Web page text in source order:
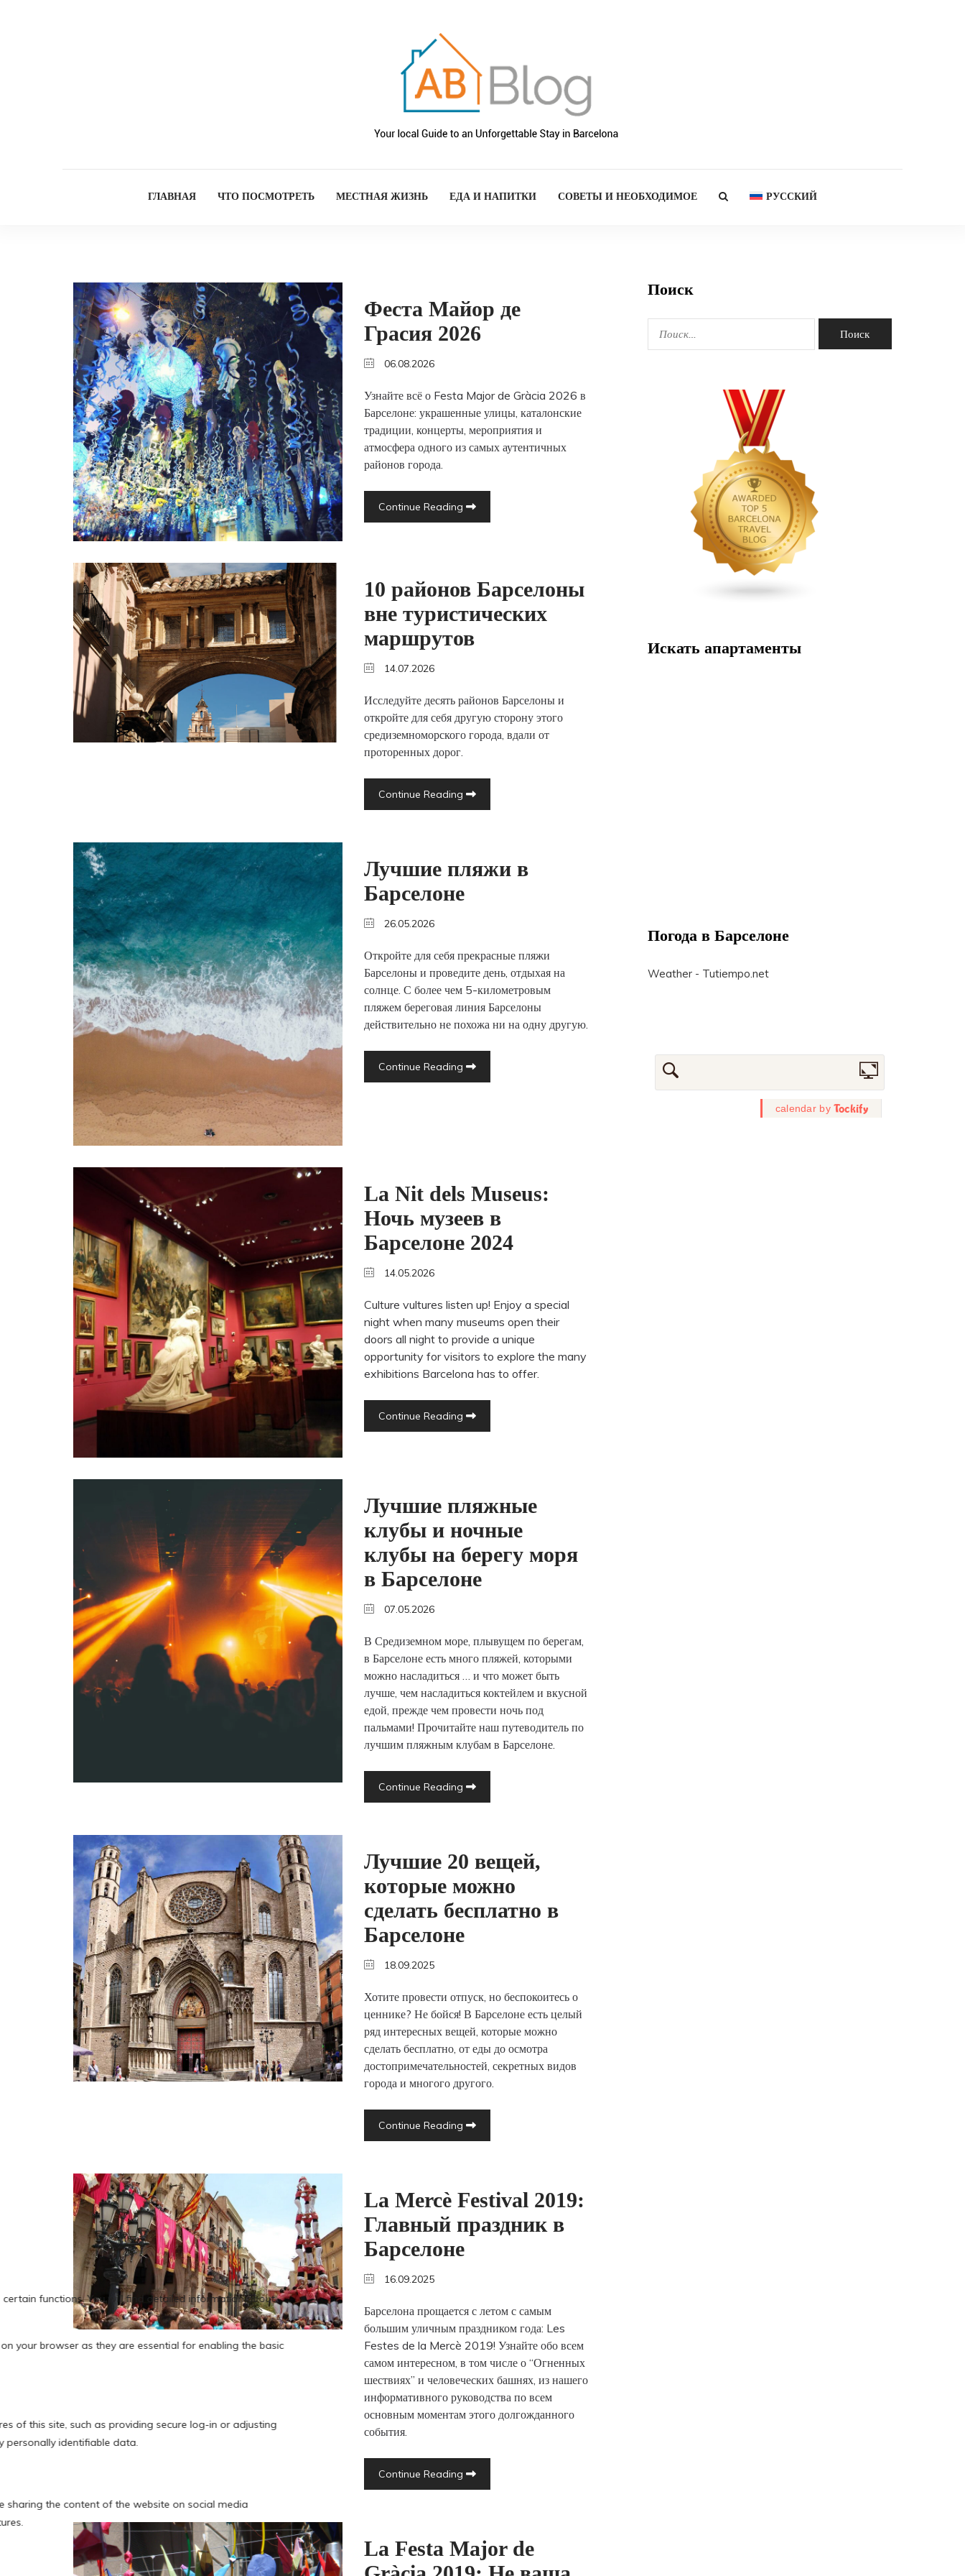
ГЛАВНАЯ ЧТО ПОСМОТРЕТЬ МЕСТНАЯ ЖИЗНЬ ЕДА И НАПИТКИ СОВЕТЫ И НЕОБХОДИМОЕ РУССКИЙ
Феста Майор де
Грасия 2026
06.08.2026
Узнайте всё о Festa Major de Gràcia 2026 в
Барселоне: украшенные улицы, каталонские
традиции, концерты, мероприятия и
атмосфера одного из самых аутентичных
районов города.
Continue Reading
10 районов Барселоны
вне туристических
маршрутов
14.07.2026
Исследуйте десять районов Барселоны и
откройте для себя другую сторону этого
средиземноморского города, вдали от
проторенных дорог.
Continue Reading
Лучшие пляжи в
Барселоне
26.05.2026
Откройте для себя прекрасные пляжи
Барселоны и проведите день, отдыхая на
солнце. С более чем 5-километровым
пляжем береговая линия Барселоны
действительно не похожа ни на одну другую.
Continue Reading
La Nit dels Museus:
Ночь музеев в
Барселоне 2024
14.05.2026
Culture vultures listen up! Enjoy a special
night when many museums open their
doors all night to provide a unique
opportunity for visitors to explore the many
exhibitions Barcelona has to offer.
Continue Reading
Лучшие пляжные
клубы и ночные
клубы на берегу моря
в Барселоне
07.05.2026
В Средиземном море, плывущем по берегам,
в Барселоне есть много пляжей, которыми
можно насладиться … и что может быть
лучше, чем насладиться коктейлем и вкусной
едой, прежде чем провести ночь под
пальмами! Прочитайте наш путеводитель по
лучшим пляжным клубам в Барселоне.
Continue Reading
Лучшие 20 вещей,
которые можно
сделать бесплатно в
Барселоне
18.09.2025
Хотите провести отпуск, но беспокоитесь о
ценнике? Не бойся! В Барселоне есть целый
ряд интересных вещей, которые можно
сделать бесплатно, от еды до осмотра
достопримечательностей, секретных видов
города и многого другого.
Continue Reading
La Mercè Festival 2019:
Главный праздник в
Барселоне
16.09.2025
Барселона прощается с летом с самым
большим уличным праздником года: Les
Festes de la Mercè 2019! Узнайте обо всем
самом интересном, в том числе о “Огненных
шествиях” и человеческих башнях, из нашего
информативного руководства по всем
основным моментам этого долгожданного
события.
Continue Reading
La Festa Major de
Поиск
Искать апартаменты
Погода в Барселоне
Weather - Tutiempo.net